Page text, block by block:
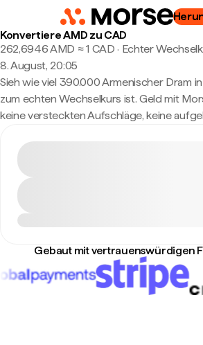
Konvertiere AMD zu CAD
262,6946 AMD ≈ 1 CAD · Echter
8. August, 20:05
Sieh wie viel 390.000 Armenischer Dram
zum echten Wechselkurs ist. Geld mit
keine versteckten Aufschläge, keine
Gebaut mit vertrauenswürdigen